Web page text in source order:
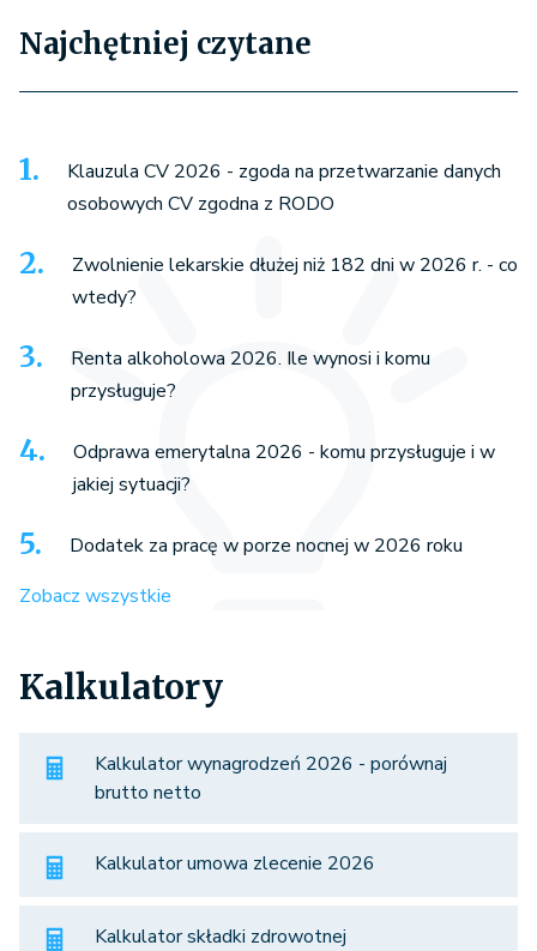
Najchętniej czytane
Klauzula CV 2026 - zgoda na przetwarzanie danych
osobowych CV zgodna z RODO
Zwolnienie lekarskie dłużej niż 182 dni w 2026 r. - co
wtedy?
Renta alkoholowa 2026. Ile wynosi i komu
przysługuje?
Odprawa emerytalna 2026 - komu przysługuje i w
jakiej sytuacji?
Dodatek za pracę w porze nocnej w 2026 roku
Zobacz wszystkie
Kalkulatory
Kalkulator wynagrodzeń 2026 - porównaj
brutto netto
Kalkulator umowa zlecenie 2026
Kalkulator składki zdrowotnej